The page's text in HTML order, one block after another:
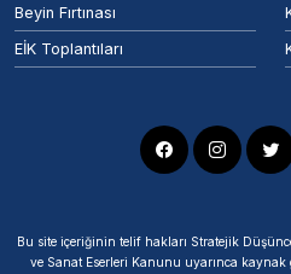
Beyin Fırtınası
EİK Toplantıları
Bu site içeriğinin telif hakları Stratejik
ve Sanat Eserleri Kanunu uyarınca kaynak